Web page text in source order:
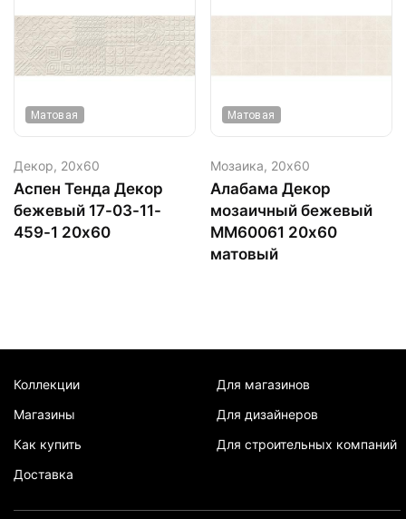
Матовая
Декор, 20х60
Аспен Тенда Декор
бежевый 17-03-11-
459-1 20х60
Матовая
Мозаика, 20х60
Алабама Декор
мозаичный бежевый
ММ60061 20х60
матовый
Коллекции
Магазины
Как купить
Доставка
Для магазинов
Для дизайнеров
Для строительных компаний